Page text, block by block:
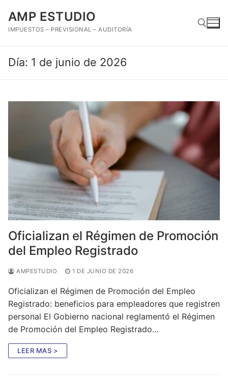
contenido
AMP ESTUDIO
IMPUESTOS – PREVISIONAL – AUDITORÍA
Buscar:
Día: 1 de junio de 2026
Oficializan el Régimen de Promoción
del Empleo Registrado
AMPESTUDIO 1 DE JUNIO DE 2026
Oficializan el Régimen de Promoción del Empleo
Registrado: beneficios para empleadores que registren
personal El Gobierno nacional reglamentó el Régimen
de Promoción del Empleo Registrado…
LEER MAS >